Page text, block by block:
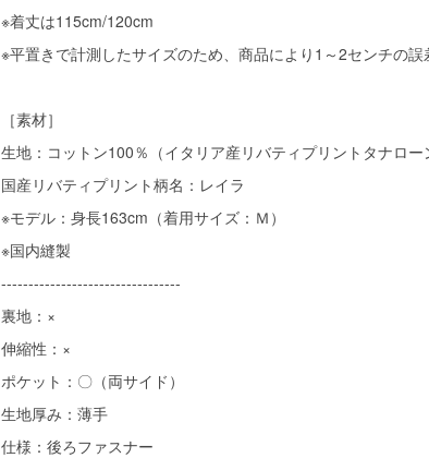
※着丈は115cm/120cm
※平置きで計測したサイズのため、商品により1～2センチの
［素材］
生地：コットン100％（イタリア産リバティプリントタナロー
国産リバティプリント柄名：レイラ
※モデル：身長163cm（着用サイズ：Ｍ）
※国内縫製
---------------------------------
裏地：×
伸縮性：×
ポケット：〇（両サイド）
生地厚み：薄手
仕様：後ろファスナー